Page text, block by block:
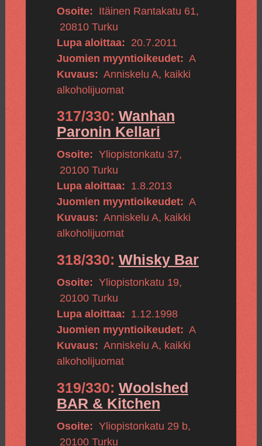
Osoite: Itäinen Rantakatu 61,
20810 Turku
Lupa aloittaa: 20.7.2011
Juomien myyntioikeudet: A
Kuvaus: Anniskelu A, kaikki
alkoholijuomat
317/330: Wanhan
Paronin Kellari
Osoite: Yliopistonkatu 37,
20100 Turku
Lupa aloittaa: 1.8.2013
Juomien myyntioikeudet: A
Kuvaus: Anniskelu A, kaikki
alkoholijuomat
318/330: Whisky Bar
Osoite: Yliopistonkatu 19,
20100 Turku
Lupa aloittaa: 1.12.1998
Juomien myyntioikeudet: A
Kuvaus: Anniskelu A, kaikki
alkoholijuomat
319/330: Woolshed
BAR & Kitchen
Osoite: Yliopistonkatu 29 b,
20100 Turku